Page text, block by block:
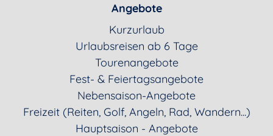
Angebote
Kurzurlaub
Urlaubsreisen ab 6 Tage
Tourenangebote
Fest- & Feiertagsangebote
Nebensaison-Angebote
Freizeit (Reiten, Golf, Angeln, Rad, Wandern...)
Hauptsaison - Angebote